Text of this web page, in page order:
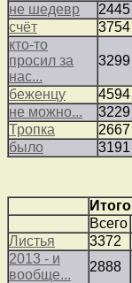
не шедевр 2445
счёт
3754
кто-то
просил за
нас...
3299
беженцу 4594
не можно...
3229
Тропка
2667
было
3191
Итого
Всего
Листья 3372
2013 - и
вообще...
2888